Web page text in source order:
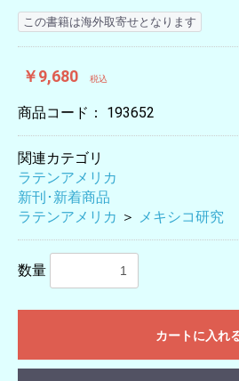
この書籍は海外取寄せとなります
￥9,680 税込
商品コード： 193652
関連カテゴリ
ラテンアメリカ
新刊･新着商品
ラテンアメリカ ＞ メキシコ研究
数量
カートに入れ